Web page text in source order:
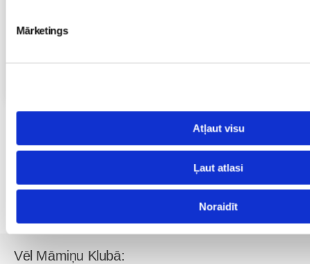
Mārketings
Atļaut visu
Ļaut atlasi
Noraidīt
Lai komentētu, Tev ir jāielogojas
Vēl Māmiņu Klubā: